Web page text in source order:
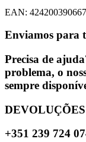
EAN:
Enviamos para
Precisa de
problema, o
sempre
DEVOLUÇÕES
+351 239 724